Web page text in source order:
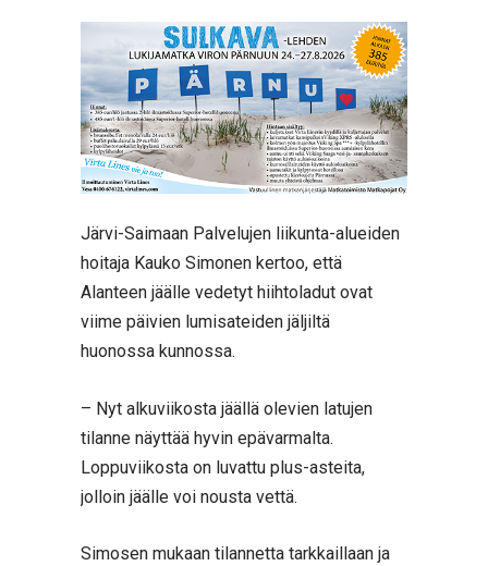
Järvi-Saimaan Palvelujen liikunta-alueiden
hoitaja Kauko Simonen kertoo, että
Alanteen jäälle vedetyt hiihtoladut ovat
viime päivien lumisateiden jäljiltä
huonossa kunnossa.
– Nyt alkuviikosta jäällä olevien latujen
tilanne näyttää hyvin epävarmalta.
Loppuviikosta on luvattu plus-asteita,
jolloin jäälle voi nousta vettä.
Simosen mukaan tilannetta tarkkaillaan ja